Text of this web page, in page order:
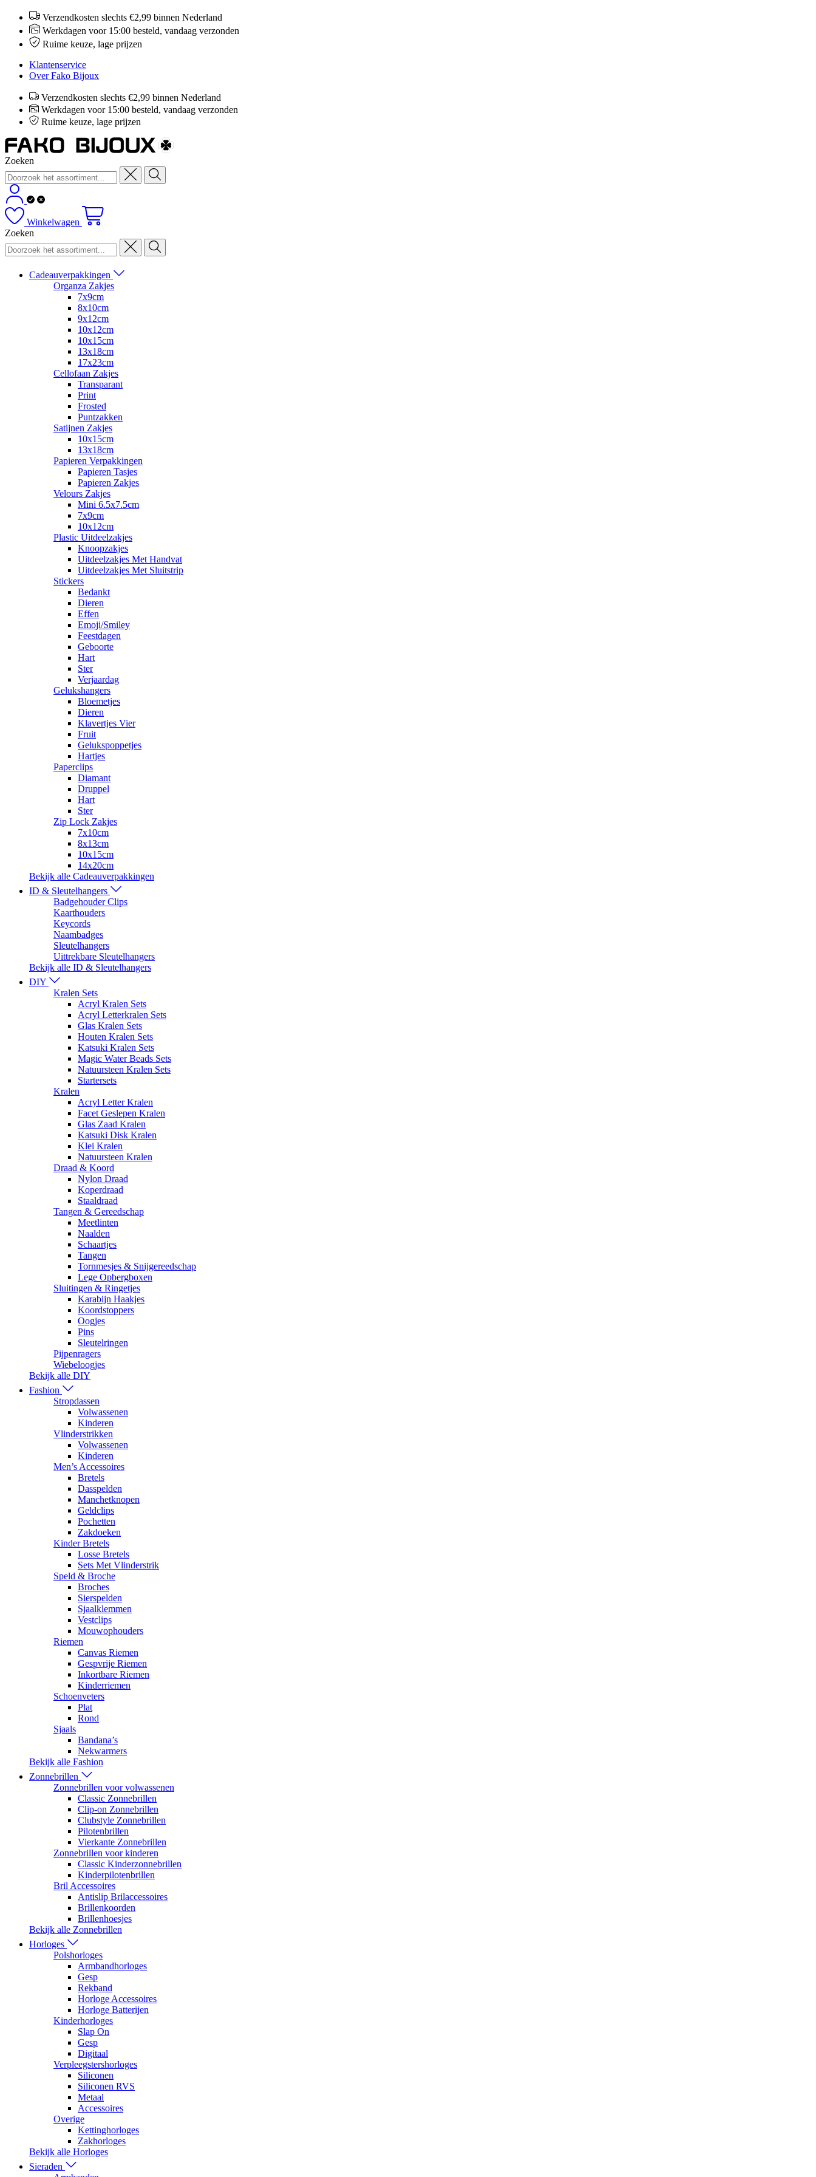
Verzendkosten slechts €2,99 binnen Nederland
Werkdagen voor 15:00 besteld, vandaag verzonden
Ruime keuze, lage prijzen
Klantenservice
Over Fako Bijoux
Verzendkosten slechts €2,99 binnen Nederland
Werkdagen voor 15:00 besteld, vandaag verzonden
Ruime keuze, lage prijzen
Zoeken
Winkelwagen
Zoeken
Cadeauverpakkingen
Organza Zakjes
7x9cm
8x10cm
9x12cm
10x12cm
10x15cm
13x18cm
17x23cm
Cellofaan Zakjes
Transparant
Print
Frosted
Puntzakken
Satijnen Zakjes
10x15cm
13x18cm
Papieren Verpakkingen
Papieren Tasjes
Papieren Zakjes
Velours Zakjes
Mini 6.5x7.5cm
7x9cm
10x12cm
Plastic Uitdeelzakjes
Knoopzakjes
Uitdeelzakjes Met Handvat
Uitdeelzakjes Met Sluitstrip
Stickers
Bedankt
Dieren
Effen
Emoji/Smiley
Feestdagen
Geboorte
Hart
Ster
Verjaardag
Gelukshangers
Bloemetjes
Dieren
Klavertjes Vier
Fruit
Gelukspoppetjes
Hartjes
Paperclips
Diamant
Druppel
Hart
Ster
Zip Lock Zakjes
7x10cm
8x13cm
10x15cm
14x20cm
Bekijk alle Cadeauverpakkingen
ID & Sleutelhangers
Badgehouder Clips
Kaarthouders
Keycords
Naambadges
Sleutelhangers
Uittrekbare Sleutelhangers
Bekijk alle ID & Sleutelhangers
DIY
Kralen Sets
Acryl Kralen Sets
Acryl Letterkralen Sets
Glas Kralen Sets
Houten Kralen Sets
Katsuki Kralen Sets
Magic Water Beads Sets
Natuursteen Kralen Sets
Startersets
Kralen
Acryl Letter Kralen
Facet Geslepen Kralen
Glas Zaad Kralen
Katsuki Disk Kralen
Klei Kralen
Natuursteen Kralen
Draad & Koord
Nylon Draad
Koperdraad
Staaldraad
Tangen & Gereedschap
Meetlinten
Naalden
Schaartjes
Tangen
Tornmesjes & Snijgereedschap
Lege Opbergboxen
Sluitingen & Ringetjes
Karabijn Haakjes
Koordstoppers
Oogjes
Pins
Sleutelringen
Pijpenragers
Wiebeloogjes
Bekijk alle DIY
Fashion
Stropdassen
Volwassenen
Kinderen
Vlinderstrikken
Volwassenen
Kinderen
Men’s Accessoires
Bretels
Dasspelden
Manchetknopen
Geldclips
Pochetten
Zakdoeken
Kinder Bretels
Losse Bretels
Sets Met Vlinderstrik
Speld & Broche
Broches
Sierspelden
Sjaalklemmen
Vestclips
Mouwophouders
Riemen
Canvas Riemen
Gespvrije Riemen
Inkortbare Riemen
Kinderriemen
Schoenveters
Plat
Rond
Sjaals
Bandana’s
Nekwarmers
Bekijk alle Fashion
Zonnebrillen
Zonnebrillen voor volwassenen
Classic Zonnebrillen
Clip-on Zonnebrillen
Clubstyle Zonnebrillen
Pilotenbrillen
Vierkante Zonnebrillen
Zonnebrillen voor kinderen
Classic Kinderzonnebrillen
Kinderpilotenbrillen
Bril Accessoires
Antislip Brilaccessoires
Brillenkoorden
Brillenhoesjes
Bekijk alle Zonnebrillen
Horloges
Polshorloges
Armbandhorloges
Gesp
Rekband
Horloge Accessoires
Horloge Batterijen
Kinderhorloges
Slap On
Gesp
Digitaal
Verpleegstershorloges
Siliconen
Siliconen RVS
Metaal
Accessoires
Overige
Kettinghorloges
Zakhorloges
Bekijk alle Horloges
Sieraden